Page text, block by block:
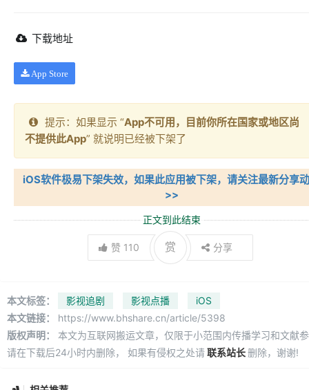
下载地址
App Store
提示：如果显示 “App不可用，目前你所在国家或地区尚
不提供此App” 就说明已经被下架了
iOS软件极易下架失效，如果此应用被下架，请关注最新分享
>>
正文到此结束
赞 110 赏 分享
本文标签： 影视追剧 影视点播
iOS
本文链接：
https://www.bhshare.cn/article/5398
版权声明：
本文为互联网搬运文章，仅限于小范围内传播学习和文献
请在下载后24小时内删除， 如果有侵权之处请联系站长删除，谢谢!